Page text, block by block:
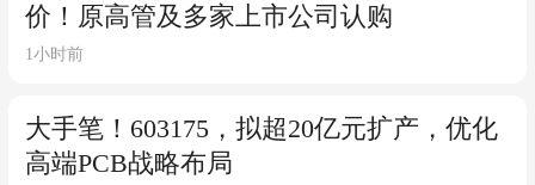
价！原高管及多家上市公司认购
1小时前
大手笔！603175，拟超20亿元扩产，优化
高端PCB战略布局